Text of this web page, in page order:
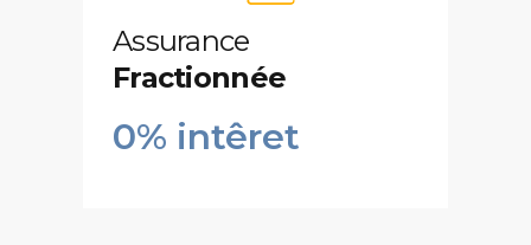
Assurance
Fractionnée
0% intêret